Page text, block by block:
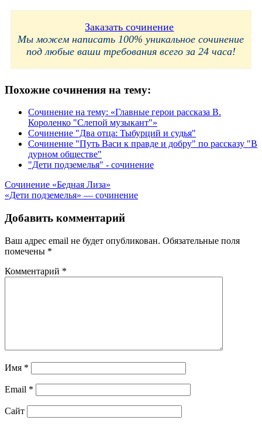
Заказать сочинение
Мы можем написать 100% уникальное сочинение
под любые ваши требования всего за 24 часа!
Похожие сочинения на тему:
Сочинение на тему: «Главные герои рассказа В.
Короленко "Слепой музыкант"»
Сочинение "Два отца: Тыбурций и судья"
Сочинение "Путь Васи к правде и добру" по рассказу "В
дурном обществе"
"Дети подземелья" - сочинение
Навигация
по
записям
Сочинение «Бедная Лиза»
«Дети подземелья» — сочинение
Добавить комментарий
Ваш адрес email не будет опубликован. Обязательные поля
помечены *
Комментарий *
Имя *
Email *
Сайт